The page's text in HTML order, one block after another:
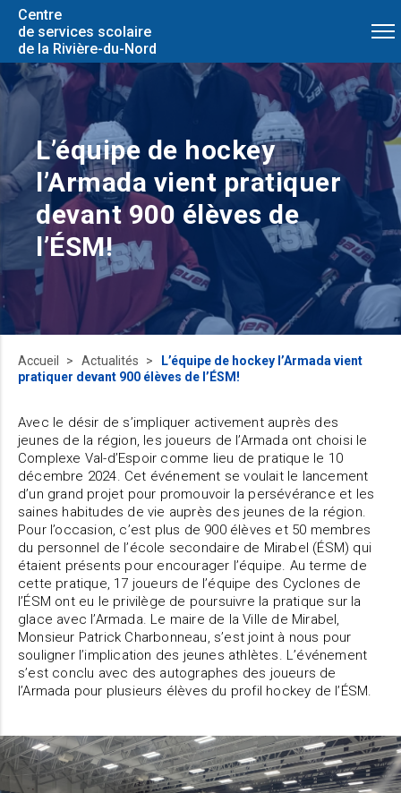
Centre
de services scolaire
de la Rivière-du-Nord
L’équipe de hockey
l’Armada vient pratiquer
devant 900 élèves de
l’ÉSM!
Accueil Actualités
L’équipe de hockey l’Armada vient
pratiquer devant 900 élèves de l’ÉSM!
Avec le désir de s’impliquer activement auprès des
jeunes de la région, les joueurs de l’Armada ont choisi le
Complexe Val-d’Espoir comme lieu de pratique le 10
décembre 2024. Cet événement se voulait le lancement
d’un grand projet pour promouvoir la persévérance et les
saines habitudes de vie auprès des jeunes de la région.
Pour l’occasion, c’est plus de 900 élèves et 50 membres
du personnel de l’école secondaire de Mirabel (ÉSM) qui
étaient présents pour encourager l’équipe. Au terme de
cette pratique, 17 joueurs de l’équipe des Cyclones de
l’ÉSM ont eu le privilège de poursuivre la pratique sur la
glace avec l’Armada. Le maire de la Ville de Mirabel,
Monsieur Patrick Charbonneau, s’est joint à nous pour
souligner l’implication des jeunes athlètes. L’événement
s’est conclu avec des autographes des joueurs de
l’Armada pour plusieurs élèves du profil hockey de l’ÉSM.